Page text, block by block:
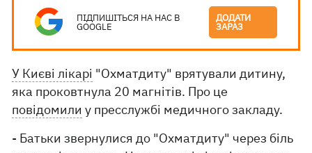
ПІДПИШІТЬСЯ НА НАС В
GOOGLE
ДОДАТИ
ЗАРАЗ
У Києві лікарі "Охматдиту" врятували дитину,
яка проковтнула 20 магнітів. Про це
повідомили у пресслужбі медичного закладу.
- Батьки звернулися до "Охматдиту" через біль